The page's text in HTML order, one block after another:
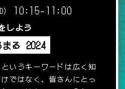
10:15-11:00
しよう
まる 2024
いうキーワードは広く知
ではなく、皆さんにとっ